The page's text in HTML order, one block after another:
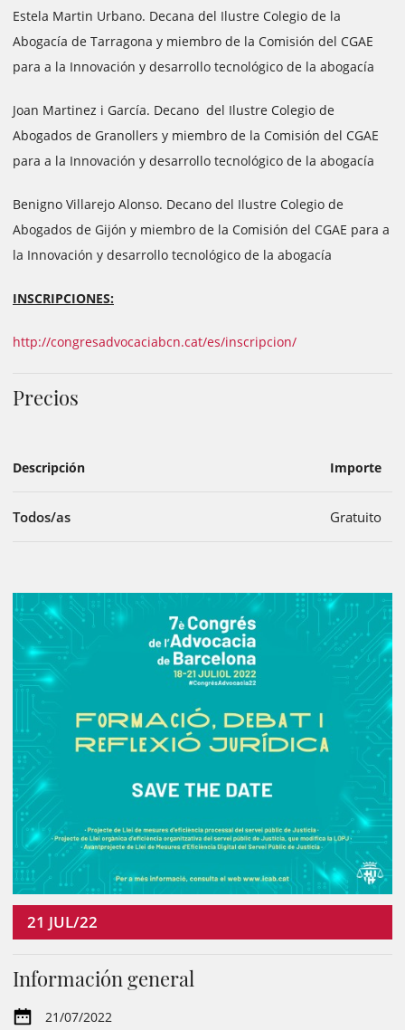
Estela Martin Urbano. Decana del Ilustre Colegio de la
Abogacía de Tarragona y miembro de la Comisión del CGAE
para a la Innovación y desarrollo tecnológico de la abogacía
Joan Martinez i García. Decano del Ilustre Colegio de
Abogados de Granollers y miembro de la Comisión del CGAE
para a la Innovación y desarrollo tecnológico de la abogacía
Benigno Villarejo Alonso. Decano del Ilustre Colegio de
Abogados de Gijón y miembro de la Comisión del CGAE para a
la Innovación y desarrollo tecnológico de la abogacía
INSCRIPCIONES:
http://congresadvocaciabcn.cat/es/inscripcion/
Precios
Descripción Importe
Todos/as Gratuito
21 JUL/22
Información general
21/07/2022